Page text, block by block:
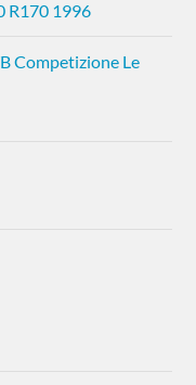
R170 1996
Competizione Le